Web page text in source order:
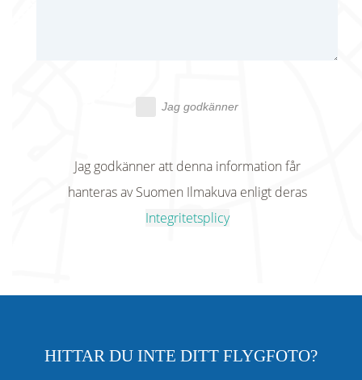
Jag godkänner
Jag godkänner att denna information får
hanteras av Suomen Ilmakuva enligt deras
Integritetsplicy
HITTAR DU INTE DITT FLYGFOTO?